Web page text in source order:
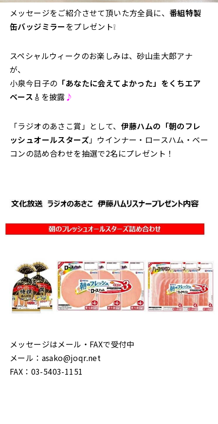
メッセージをご紹介させて頂いた方全員に、 番組特製
缶バッジミラーをプレゼント❕
スペシャルウィークのお楽しみは、砂山圭大郎アナ
が、
小泉今日子の 「あなたに会えてよかった」をくちエア
ベース 🎸を披露♪
「ラジオのあさこ賞」として、 伊藤ハムの「朝のフレ
ッシュオールスターズ」ウインナー・ロースハム・ベー
コンの詰め合わせを抽選で2名にプレゼント！
メッセージはメール・FAXで受付中
メール：asako@joqr.net
FAX：03-5403-1151